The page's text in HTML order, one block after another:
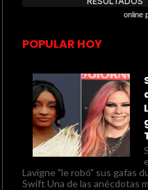
online
POPULAR HOY
Lavigne "le robó" sus gafas
Swift Una de las anécdotas